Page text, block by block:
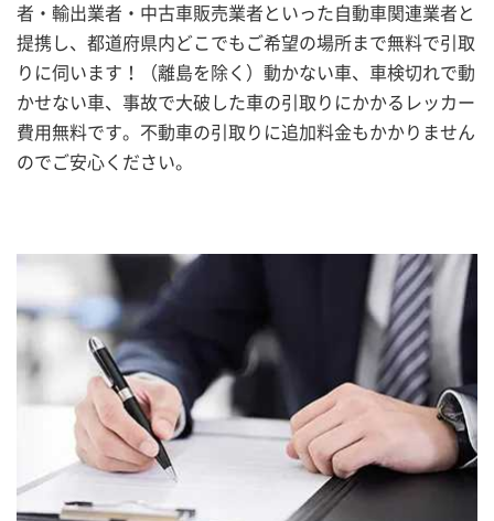
者・輸出業者・中古車販売業者といった自動車関連業者と
提携し、都道府県内どこでもご希望の場所まで無料で引取
りに伺います！（離島を除く）動かない車、車検切れで動
かせない車、事故で大破した車の引取りにかかるレッカー
費用無料です。不動車の引取りに追加料金もかかりません
のでご安心ください。